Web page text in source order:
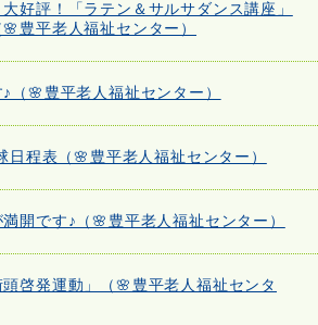
好評！「ラテン＆サルサダンス講座」
豊平老人福祉センター）
（🌸豊平老人福祉センター）
程表（🌸豊平老人福祉センター）
開です♪（🌸豊平老人福祉センター）
頭啓発運動」（🌸豊平老人福祉センタ